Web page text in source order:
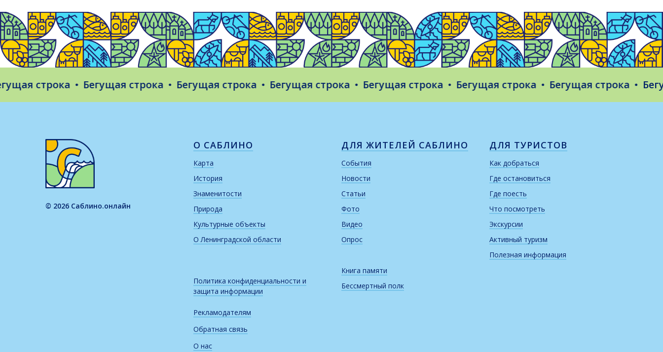
строка Бегущая строка Бегущая строка Бегущая строка Бегущая строка Бегущая строка Бегущая строка
© 2026 Саблино.онлайн
О САБЛИНО
Карта
История
Знаменитости
Природа
Культурные объекты
О Ленинградской области
Политика конфиденциальности и
защита информации
Рекламодателям
Обратная связь
О нас
ДЛЯ ЖИТЕЛЕЙ САБЛИНО
События
Новости
Статьи
Фото
Видео
Опрос
Книга памяти
Бессмертный полк
ДЛЯ ТУРИСТОВ
Как добраться
Где остановиться
Где поесть
Что посмотреть
Экскурсии
Активный туризм
Полезная информация